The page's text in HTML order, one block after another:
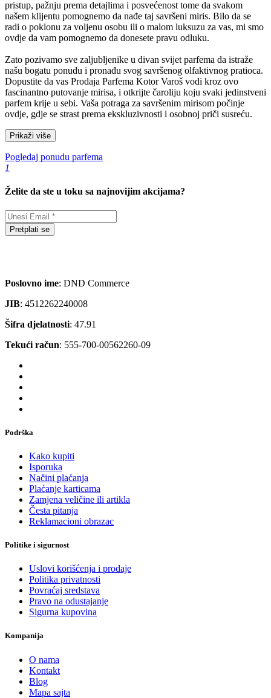
pristup, pažnju prema detajlima i posvećenost tome da svakom
našem klijentu pomognemo da nađe taj savršeni miris. Bilo da se
radi o poklonu za voljenu osobu ili o malom luksuzu za vas, mi smo
ovdje da vam pomognemo da donesete pravu odluku.
Zato pozivamo sve zaljubljenike u divan svijet parfema da istraže
našu bogatu ponudu i pronađu svog savršenog olfaktivnog pratioca.
Dopustite da vas Prodaja Parfema Kotor Varoš vodi kroz ovo
fascinantno putovanje mirisa, i otkrijte čaroliju koju svaki jedinstveni
parfem krije u sebi. Vaša potraga za savršenim mirisom počinje
ovdje, gdje se strast prema ekskluzivnosti i osobnoj priči susreću.
Prikaži više
Pogledaj ponudu parfema
1
Želite da ste u toku sa najnovijim akcijama?
Pretplati se
Poslovno ime: DND Commerce
JIB: 4512262240008
Šifra djelatnosti: 47.91
Tekući račun: 555-700-00562260-09
Podrška
Kako kupiti
Isporuka
Načini plaćanja
Plaćanje karticama
Zamjena veličine ili artikla
Česta pitanja
Reklamacioni obrazac
Politike i sigurnost
Uslovi korišćenja i prodaje
Politika privatnosti
Povraćaj sredstava
Pravo na odustajanje
Sigurna kupovina
Kompanija
O nama
Kontakt
Blog
Mapa sajta